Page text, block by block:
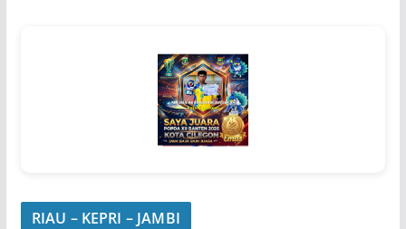
RIAU – KEPRI – JAMBI